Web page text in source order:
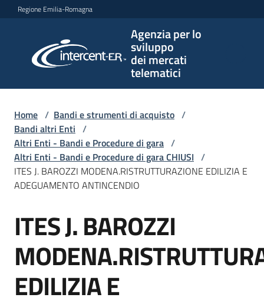
Vai al contenuto
Vai alla navigazione
Vai al footer
Regione Emilia-Romagna
Agenzia per lo
sviluppo
dei mercati
telematici
per lo
sviluppo
telematici
L'Agenzia
Bandi
di
Home / Bandi e strumenti di acquisto /
Bandi altri Enti /
Altri Enti - Bandi e Procedure di gara /
Altri Enti - Bandi e Procedure di gara CHIUSI /
ITES J. BAROZZI MODENA.RISTRUTTURAZIONE EDILIZIA E
ADEGUAMENTO ANTINCENDIO
Salta al contenuto
ITES J. BAROZZI
EDILIZIA E